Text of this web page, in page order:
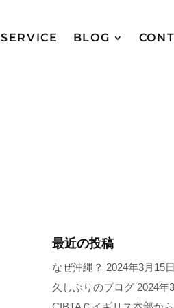
SERVICE BLOG
最近の投稿
なぜ沖縄？ 2024年3月15日
久しぶりのブログ 2024年